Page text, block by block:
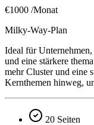
€1000 /Monat
Milky-Way-Plan
Ideal für
und eine stärkere
mehr Cluster und eine
Kernthemen hinweg,
20 Seiten